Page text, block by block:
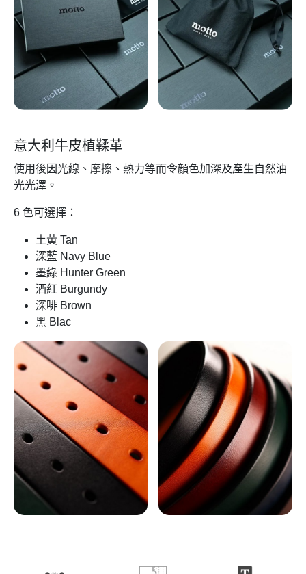
意大利牛皮植鞣革
使用後因光線、摩擦、熱力等而令顏色加深及產生自然油
光光澤。
6 色可選擇：
土黃 Tan
深藍 Navy Blue
墨綠 Hunter Green
酒紅 Burgundy
深啡 Brown
黑 Blac